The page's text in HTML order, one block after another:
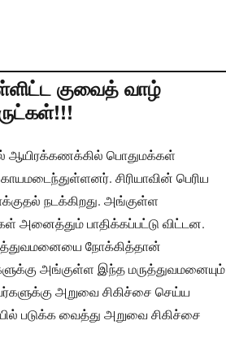
குவைத் வாழ்
ஆயிரக்கணக்கில் பொதுமக்கள்
சிரியாவின் பெரிய
நடக்கிறது. அங்குள்ள
அனைத்தும் பாதிக்கப்பட்டு விட்டன.
நோக்கித்தான்
அங்குள்ள இந்த மருத்துவமனையும்
அறுவை சிகிச்சை செய்ய
படுக்க வைத்து அறுவை சிகிச்சை